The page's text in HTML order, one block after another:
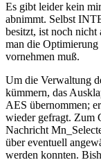
Es gibt leider kein
abnimmt. Selbst
besitzt, ist noch nicht
man die
vornehmen muß.
Um die Verwaltung
kümmern, das
AES übernommen;
wieder gefragt. Zum
Nachricht
über eventuell
werden konnten.